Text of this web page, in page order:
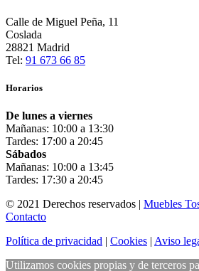
Calle de Miguel Peña, 11
Coslada
28821 Madrid
Tel: 91 673 66 85
Horarios
De lunes a viernes
Mañanas: 10:00 a 13:30
Tardes: 17:00 a 20:45
Sábados
Mañanas: 10:00 a 13:45
Tardes: 17:30 a 20:45
© 2021 Derechos reservados | Muebles
Contacto
Política de privacidad | Cookies | Aviso
Utilizamos cookies propias y de terceros